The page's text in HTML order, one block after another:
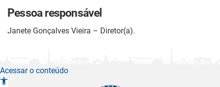
Pessoa responsável
Janete Gonçalves Vieira – Diretor(a).
Acessar o conteúdo
A